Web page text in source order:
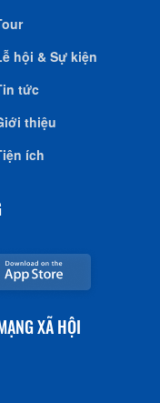
hội & Sự kiện
tức
thiệu
ích
XÃ HỘI